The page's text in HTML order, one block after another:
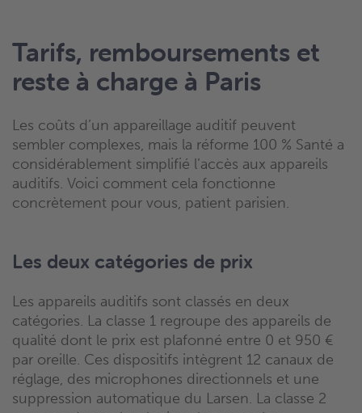
Tarifs, remboursements et
reste à charge à Paris
Les coûts d’un appareillage auditif peuvent
sembler complexes, mais la réforme 100 % Santé a
considérablement simplifié l’accès aux appareils
auditifs. Voici comment cela fonctionne
concrètement pour vous, patient parisien.
Les deux catégories de prix
Les appareils auditifs sont classés en deux
catégories. La classe 1 regroupe des appareils de
qualité dont le prix est plafonné entre 0 et 950 €
par oreille. Ces dispositifs intègrent 12 canaux de
réglage, des microphones directionnels et une
suppression automatique du Larsen. La classe 2